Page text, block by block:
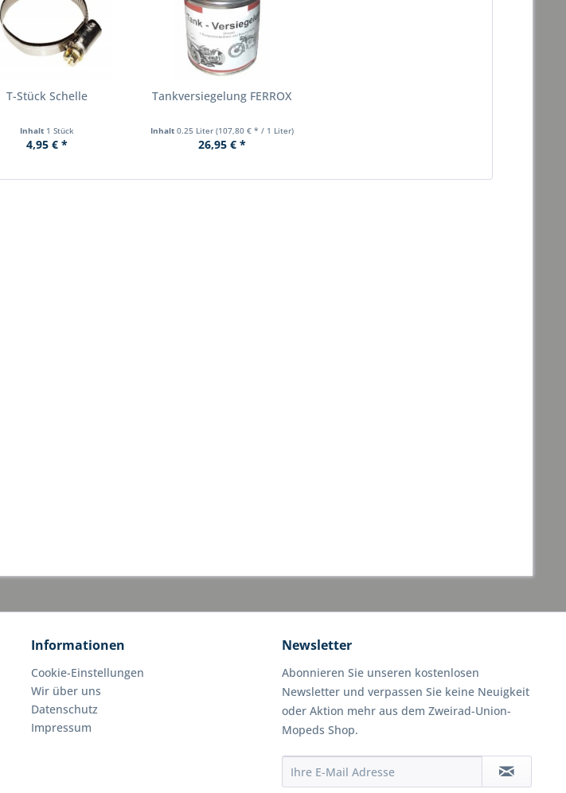
T-Stück Schelle
Inhalt 1 Stück
4,95 € *
Tankversiegelung FERROX
Inhalt 0.25 Liter (107,80 € * / 1 Liter)
26,95 € *
Informationen
Cookie-Einstellungen
Wir über uns
Datenschutz
Impressum
Newsletter
Abonnieren Sie unseren kostenlosen
Newsletter und verpassen Sie keine Neuigkeit
oder Aktion mehr aus dem Zweirad-Union-
Mopeds Shop.